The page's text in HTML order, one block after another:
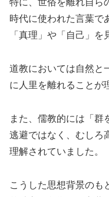
特に、世俗を離れ自ら
時代に使われた言葉で
「真理」や「自己」を
道教においては自然と
に人里を離れることが
また、儒教的には「群
逃避ではなく、むしろ
理解されていました。
こうした思想背景のも